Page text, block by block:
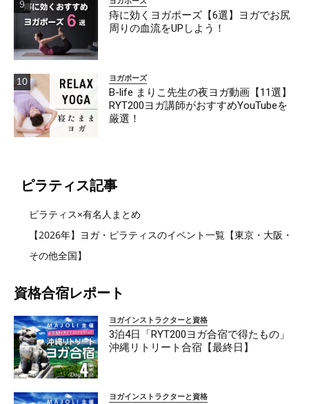
痔に効くヨガポーズ【6選】ヨガでお尻
周りの血流をUPしよう！
ヨガポーズ
B-life まりこ先生の夜ヨガ動画【11選】
RYT200ヨガ講師がおすすめYouTubeを
厳選！
ピラティス記事
ピラティス×有名人まとめ
【2026年】ヨガ・ピラティスのイベント一覧【東京・大阪・
その他全国】
資格合宿レポート
ヨガインストラクターと資格
3泊4日「RYT200ヨガ合宿で得たもの」
沖縄リトリート合宿【最終日】
ヨガインストラクターと資格